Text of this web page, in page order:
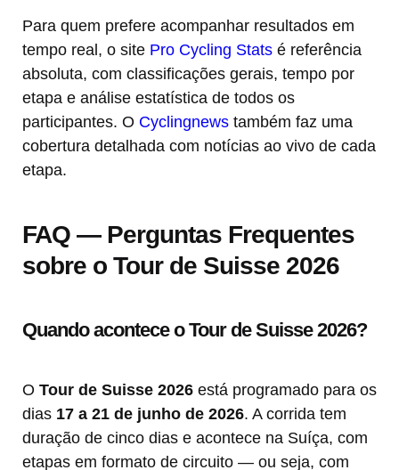
Para quem prefere acompanhar resultados em
tempo real, o site Pro Cycling Stats é referência
absoluta, com classificações gerais, tempo por
etapa e análise estatística de todos os
participantes. O Cyclingnews também faz uma
cobertura detalhada com notícias ao vivo de cada
etapa.
FAQ — Perguntas Frequentes
sobre o Tour de Suisse 2026
Quando acontece o Tour de Suisse 2026?
O Tour de Suisse 2026 está programado para os
dias 17 a 21 de junho de 2026. A corrida tem
duração de cinco dias e acontece na Suíça, com
etapas em formato de circuito — ou seja, com